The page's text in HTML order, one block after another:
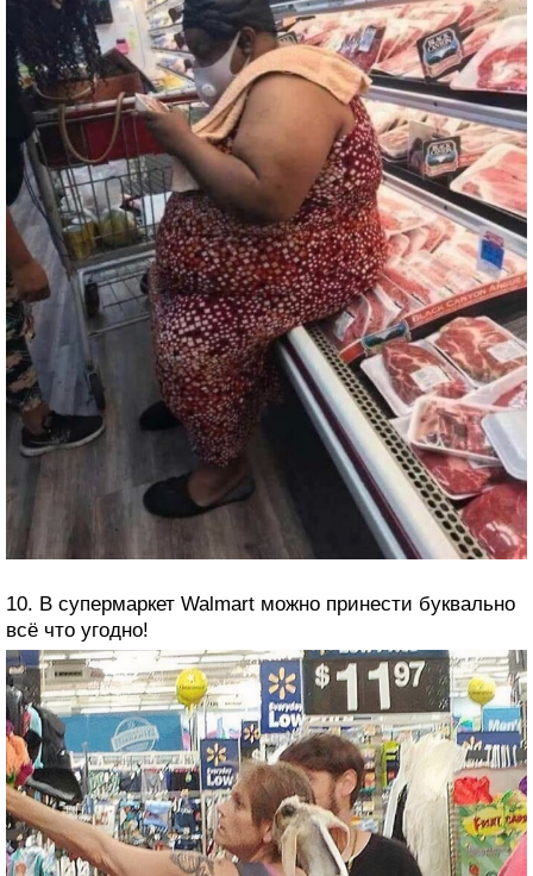
10. В супермаркет Walmart можно принести буквально
всё что угодно!